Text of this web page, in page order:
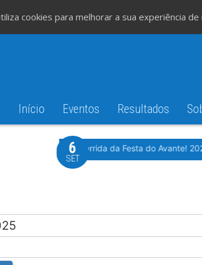
Início Eventos Resultados
Evento
37ª Corrida da Festa do Avante!
6
SET
cookies para melhorar a sua experiência de